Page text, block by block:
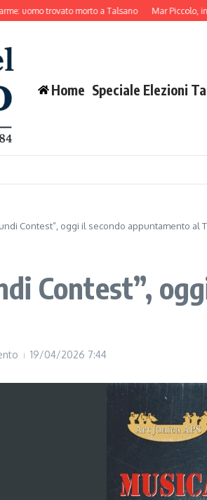
trovato morto a Talsano Mar Piccolo, inizia
Home Speciale Elezioni
Contest”, oggi il secondo appuntamento al
Contest”,
19/04/2026 7:44